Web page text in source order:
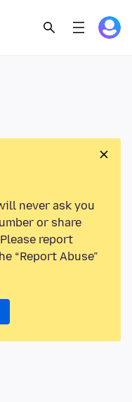
never ask you
or share
report
“Report Abuse”